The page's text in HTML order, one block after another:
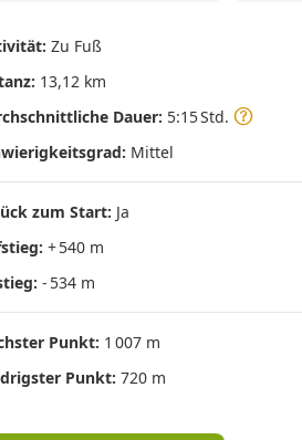
Zu Fuß
13,12 km
Dauer: 5:15 Std.
Mittel
zum Start: Ja
+ 540 m
- 534 m
Punkt: 1 007 m
Punkt: 720 m